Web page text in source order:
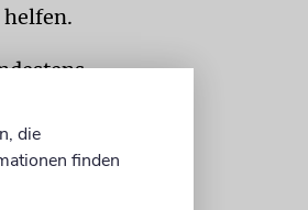
helfen.
Kurs,
die
finden